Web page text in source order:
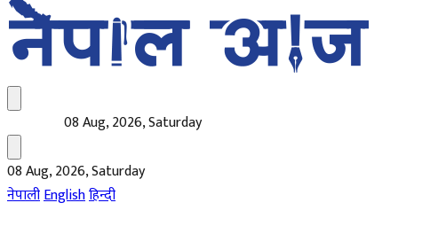
08 Aug, 2026, Saturday
08 Aug, 2026, Saturday
नेपालीEnglishहिन्दी